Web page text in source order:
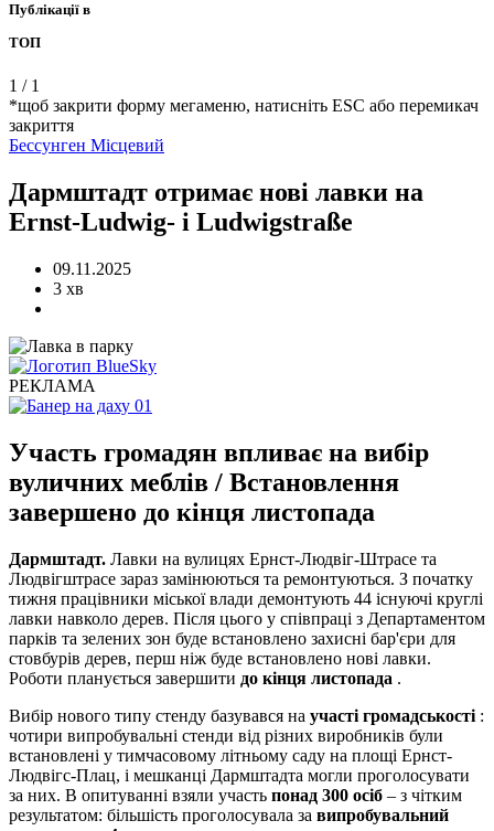
Публікації в
ТОП
1 / 1
*щоб закрити форму мегаменю, натисніть ESC або перемикач
закриття
Бессунген Місцевий
Дармштадт отримає нові лавки на
Ernst-Ludwig- і Ludwigstraße
09.11.2025
3 хв
РЕКЛАМА
Участь громадян впливає на вибір
вуличних меблів / Встановлення
завершено до кінця листопада
Дармштадт. Лавки на вулицях Ернст-Людвіг-Штрасе та
Людвігштрасе зараз замінюються та ремонтуються. З початку
тижня працівники міської влади демонтують 44 існуючі круглі
лавки навколо дерев. Після цього у співпраці з Департаментом
парків та зелених зон буде встановлено захисні бар'єри для
стовбурів дерев, перш ніж буде встановлено нові лавки.
Роботи планується завершити до кінця листопада .
Вибір нового типу стенду базувався на участі громадськості :
чотири випробувальні стенди від різних виробників були
встановлені у тимчасовому літньому саду на площі Ернст-
Людвігс-Плац, і мешканці Дармштадта могли проголосувати
за них. В опитуванні взяли участь понад 300 осіб – з чітким
результатом: більшість проголосувала за випробувальний